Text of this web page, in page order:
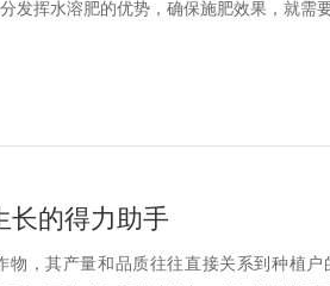
发挥水溶肥的优势，确保施肥效果，就需
长的得力助手
物，其产量和品质往往直接关系到种植